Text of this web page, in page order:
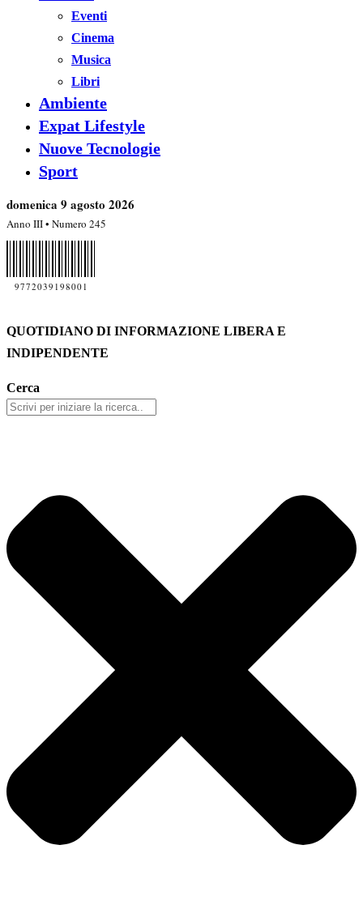
Eventi
Cinema
Musica
Libri
Ambiente
Expat Lifestyle
Nuove Tecnologie
Sport
domenica 9 agosto 2026
Anno III • Numero 245
9772039198001
QUOTIDIANO DI INFORMAZIONE LIBERA E
INDIPENDENTE
Cerca